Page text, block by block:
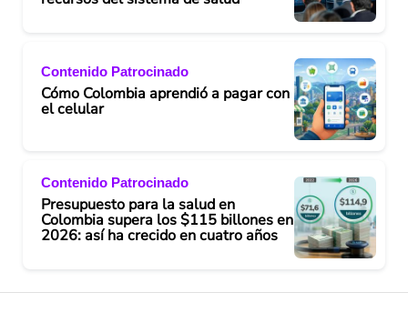
Contenido Patrocinado
Cómo Colombia aprendió a pagar con
el celular
Contenido Patrocinado
Presupuesto para la salud en
Colombia supera los $115 billones en
2026: así ha crecido en cuatro años